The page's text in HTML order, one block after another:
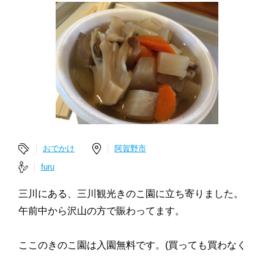
おでかけ
阿賀野市
furu
三川にある、三川観光きのこ園に立ち寄りました。
午前中から沢山の方で賑わってます。
ここのきのこ園は入園無料です。(買っても買わなく